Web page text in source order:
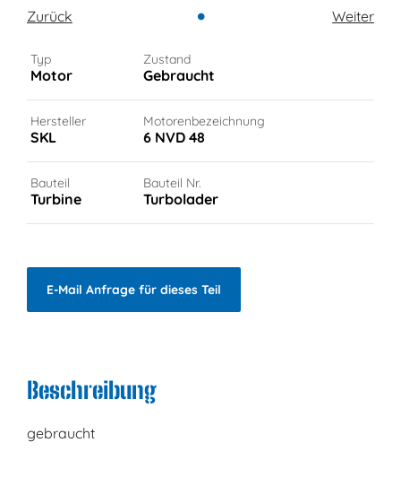
Zurück • Weiter
Typ
Motor
Zustand
Gebraucht
Hersteller
SKL
Motorenbezeichnung
6 NVD 48
Bauteil
Turbine
Bauteil Nr.
Turbolader
E-Mail Anfrage für dieses Teil
Beschreibung
gebraucht